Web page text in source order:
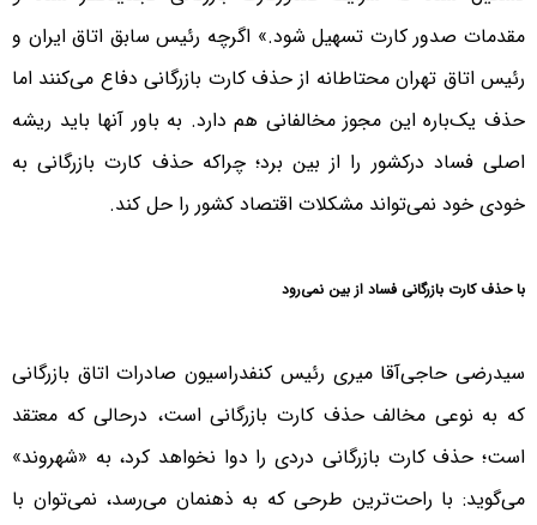
مقدمات صدور کارت تسهیل شود.» اگرچه رئیس سابق اتاق ایران و
رئیس اتاق تهران محتاطانه از حذف کارت بازرگانی دفاع می‌کنند اما
حذف یک‌باره این مجوز مخالفانی هم دارد. به باور آنها باید ریشه
اصلی فساد درکشور را از بین برد؛ چراکه حذف کارت بازرگانی به
خودی خود نمی‌تواند مشکلات اقتصاد کشور را حل کند.
با حذف کارت بازرگانی فساد از بین نمی‌رود
سیدرضی حاجی‌آقا میری رئیس کنفدراسیون صادرات اتاق بازرگانی
که به نوعی مخالف حذف کارت بازرگانی است، درحالی ‌که معتقد
است؛ حذف کارت بازرگانی دردی را دوا نخواهد کرد، به «شهروند»
می‌گوید: با راحت‌ترین طرحی که به ذهنمان می‌رسد، نمی‌توان با